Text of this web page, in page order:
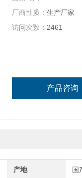
被截留在膜的另一侧
厂商性质： 生产厂家
访问次数： 2461
产品咨询
产地 国